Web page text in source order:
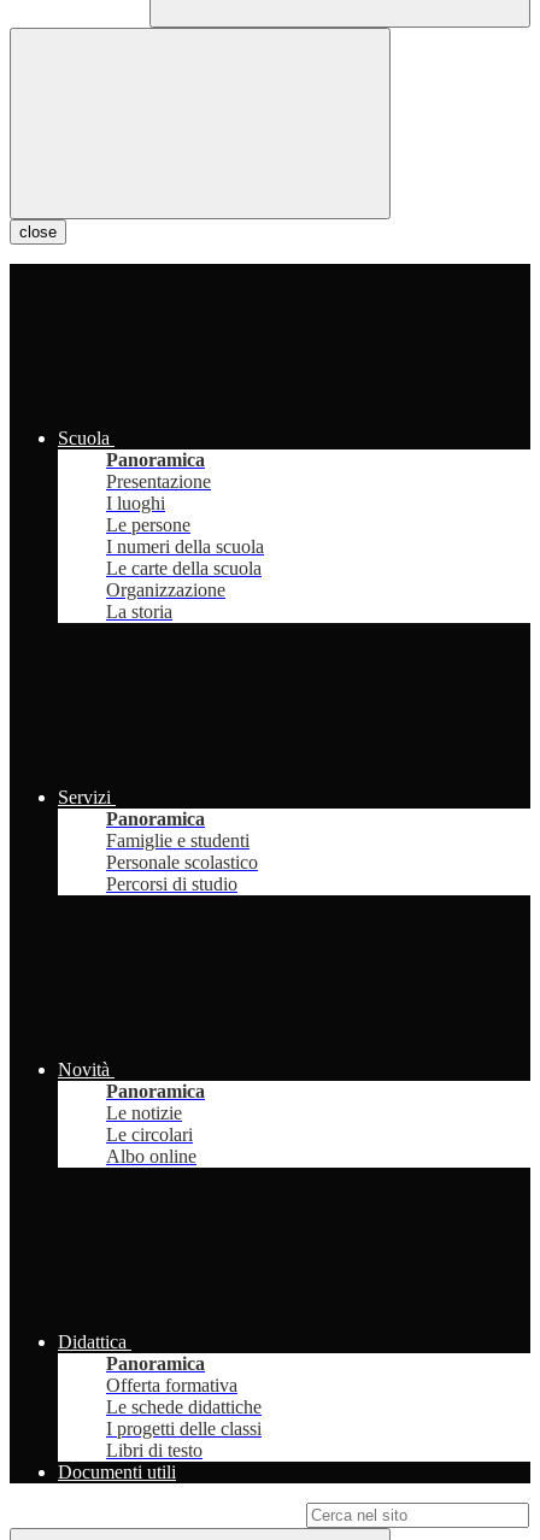
close
Scuola
Panoramica
Presentazione
I luoghi
Le persone
I numeri della scuola
Le carte della scuola
Organizzazione
La storia
Servizi
Panoramica
Famiglie e studenti
Personale scolastico
Percorsi di studio
Novità
Panoramica
Le notizie
Le circolari
Albo online
Didattica
Panoramica
Offerta formativa
Le schede didattiche
I progetti delle classi
Libri di testo
Documenti utili